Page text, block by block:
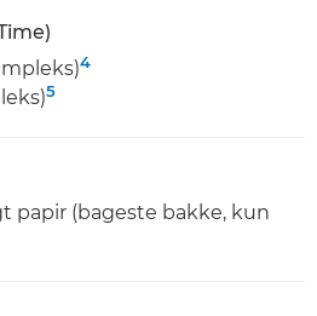
4
5
papir (bageste bakke, kun